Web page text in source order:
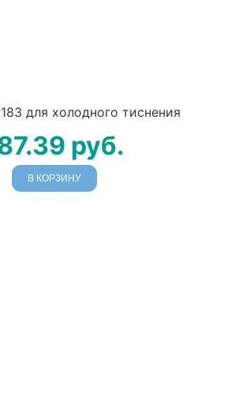
для холодного тиснения
руб.
В КОРЗИНУ